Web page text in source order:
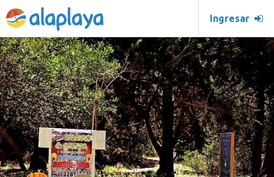
Ingresar